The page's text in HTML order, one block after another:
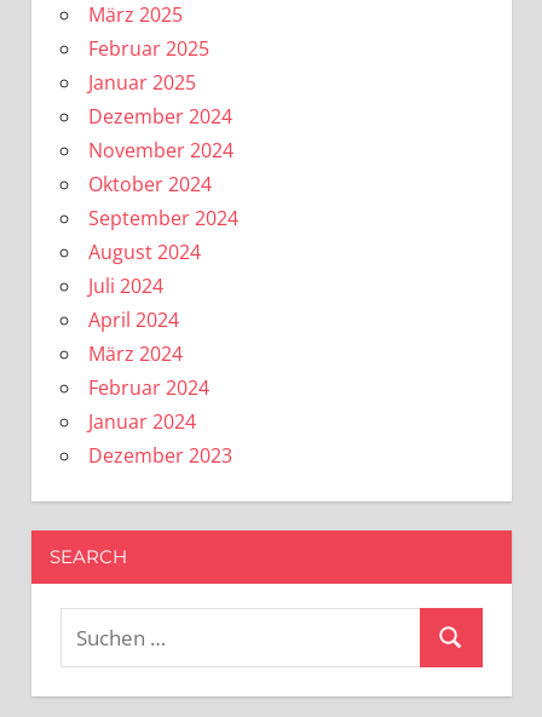
März 2025
Februar 2025
Januar 2025
Dezember 2024
November 2024
Oktober 2024
September 2024
August 2024
Juli 2024
April 2024
März 2024
Februar 2024
Januar 2024
Dezember 2023
SEARCH
Suchen
Suchen